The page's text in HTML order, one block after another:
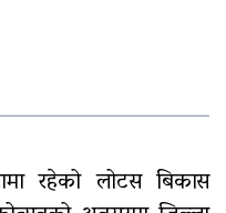
समन्वय
सम्पन्न
समुदायका मुद्दाका
तालिम
रहेको लोटस बिकास